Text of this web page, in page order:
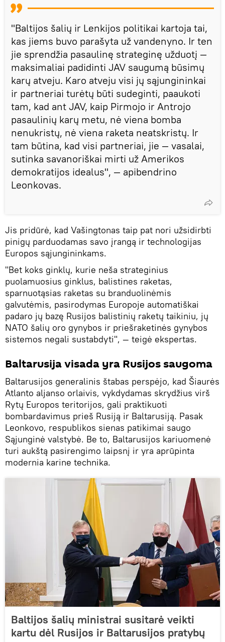
"Baltijos šalių ir Lenkijos politikai kartoja tai,
kas jiems buvo parašyta už vandenyno. Ir ten
jie sprendžia pasaulinę strateginę užduotį —
maksimaliai padidinti JAV saugumą būsimų
karų atveju. Karo atveju visi jų sąjungininkai
ir partneriai turėtų būti sudeginti, paaukoti
tam, kad ant JAV, kaip Pirmojo ir Antrojo
pasaulinių karų metu, nė viena bomba
nenukristų, nė viena raketa neatskristų. Ir
tam būtina, kad visi partneriai, jie — vasalai,
sutinka savanoriškai mirti už Amerikos
demokratijos idealus", — apibendrino
Leonkovas.
Jis pridūrė, kad Vašingtonas taip pat nori užsidirbti
pinigų parduodamas savo įrangą ir technologijas
Europos sąjungininkams.
"Bet koks ginklų, kurie neša strateginius
puolamuosius ginklus, balistines raketas,
sparnuotąsias raketas su branduolinėmis
galvutėmis, pasirodymas Europoje automatiškai
padaro jų bazę Rusijos balistinių raketų taikiniu, jų
NATO šalių oro gynybos ir priešraketinės gynybos
sistemos negali sustabdyti", — teigė ekspertas.
Baltarusija visada yra Rusijos saugoma
Baltarusijos generalinis štabas perspėjo, kad Šiaurės
Atlanto aljanso orlaivis, vykdydamas skrydžius virš
Rytų Europos teritorijos, gali praktikuoti
bombardavimus prieš Rusiją ir Baltarusiją. Pasak
Leonkovo, respublikos sienas patikimai saugo
Sąjunginė valstybė. Be to, Baltarusijos kariuomenė
turi aukštą pasirengimo laipsnį ir yra aprūpinta
modernia karine technika.
Baltijos šalių ministrai susitarė veikti
kartu dėl Rusijos ir Baltarusijos pratybų